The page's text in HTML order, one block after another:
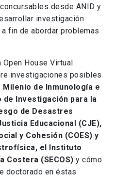
desde ANID y
investigación
fin de abordar problemas
House Virtual
investigaciones posibles
de Inmunología e
de Investigación para la
de Desastres
Educacional (CJE),
y Cohesión (COES) y
el Instituto
Costera (SECOS) y cómo
doctorado en éstas